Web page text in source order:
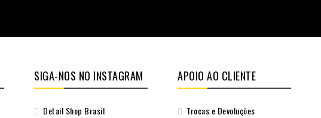
SIGA-NOS NO INSTAGRAM
Detail Shop Brasil
APOIO AO CLIENTE
Trocas e Devoluções